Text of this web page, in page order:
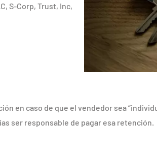
S-Corp, Trust, Inc,
en caso de que el vendedor sea
ser responsable de pagar esa retención.